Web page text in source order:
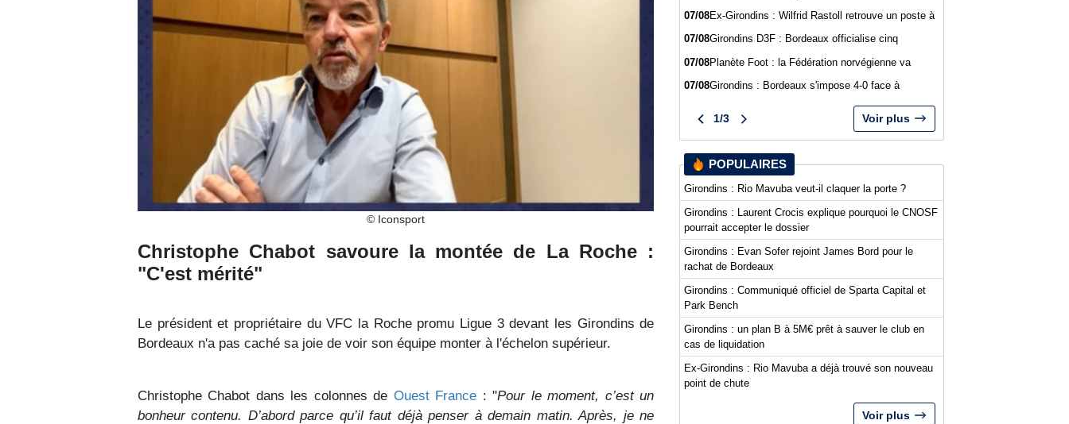
© Iconsport
Christophe Chabot savoure la montée de La Roche :
"C'est mérité"
Le président et propriétaire du VFC la Roche promu Ligue 3 devant les Girondins de
Bordeaux n'a pas caché sa joie de voir son équipe monter à l'échelon supérieur.
Christophe Chabot dans les colonnes de Ouest France : "Pour le moment, c’est un
bonheur contenu. D’abord parce qu’il faut déjà penser à demain matin. Après, je ne
07/08Ex-Girondins : Wilfrid Rastoll retrouve un poste à
07/08Girondins D3F : Bordeaux officialise cinq
07/08Planète Foot : la Fédération norvégienne va
Gianni Infantino
07/08Girondins : Bordeaux s'impose 4-0 face à
1/3 Voir plus
POPULAIRES
Girondins : Rio Mavuba veut-il claquer la porte ?
Girondins : Laurent Crocis explique pourquoi le CNOSF
pourrait accepter le dossier
Girondins : Evan Sofer rejoint James Bord pour le
rachat de Bordeaux
Girondins : Communiqué officiel de Sparta Capital et
Park Bench
Girondins : un plan B à 5M€ prêt à sauver le club en
cas de liquidation
Ex-Girondins : Rio Mavuba a déjà trouvé son nouveau
point de chute
Voir plus